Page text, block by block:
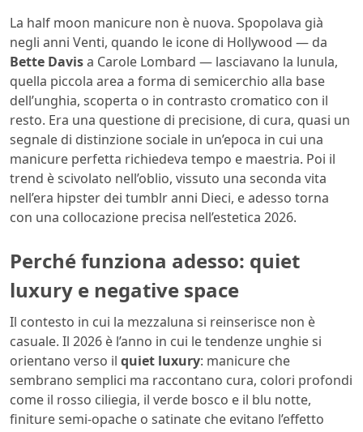
La half moon manicure non è nuova. Spopolava già
negli anni Venti, quando le icone di Hollywood — da
Bette Davisa Carole Lombard — lasciavano la lunula,
quella piccola area a forma di semicerchio alla base
dell’unghia, scoperta o in contrasto cromatico con il
resto. Era una questione di precisione, di cura, quasi un
segnale di distinzione sociale in un’epoca in cui una
manicure perfetta richiedeva tempo e maestria. Poi il
trend è scivolato nell’oblio, vissuto una seconda vita
nell’era hipster dei tumblr anni Dieci, e adesso torna
con una collocazione precisa nell’estetica 2026.
Perché funziona adesso: quiet
luxury e negative space
Il contesto in cui la mezzaluna si reinserisce non è
casuale. Il 2026 è l’anno in cui le tendenze unghie si
orientano verso il quiet luxury: manicure che
sembrano semplici ma raccontano cura, colori profondi
come il rosso ciliegia, il verde bosco e il blu notte,
finiture semi-opache o satinate che evitano l’effetto